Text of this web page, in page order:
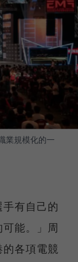
業規模化的一
手有自己的
能。」周
各項電競